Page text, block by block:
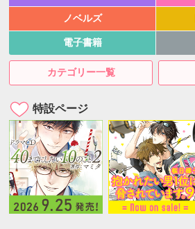
ノベルズ
電子書籍
カテゴリー一覧
特設ページ